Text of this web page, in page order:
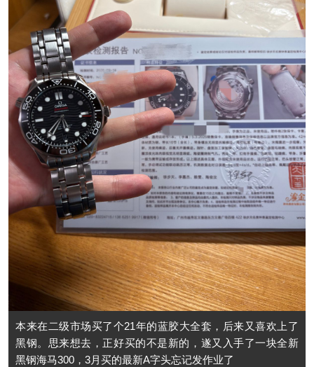
本来在二级市场买了个21年的蓝胶大全套，后来又喜欢上了
黑钢。思来想去，正好买的不是新的，遂又入手了一块全新
黑钢海马300，3月买的最新A字头忘记发作业了